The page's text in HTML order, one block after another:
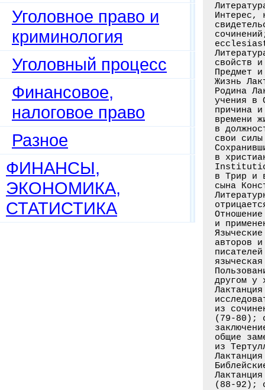
Уголовное право и
криминология
Уголовный процесс
Финансовое,
налоговое право
Разное
ФИНАНСЫ,
ЭКОНОМИКА,
СТАТИСТИКА
Интерес,
свойств
Предмет
Жизнь
Родина
учения в
причина
времени
в
свои
в
в Трир и
сына
и
авторов
другом у
из
(79-80);
общие
из
(88-92);